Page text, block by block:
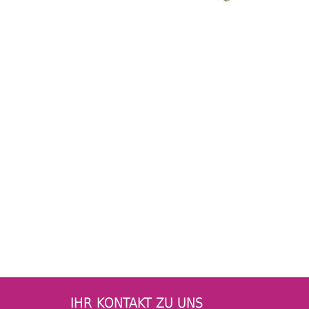
IHR KONTAKT ZU UNS